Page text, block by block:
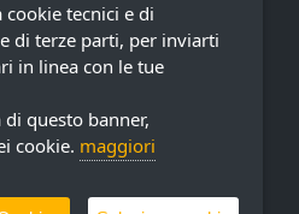
tecnici e di
di terze parti, per inviarti
in linea con le tue
di questo banner,
cookie. maggiori